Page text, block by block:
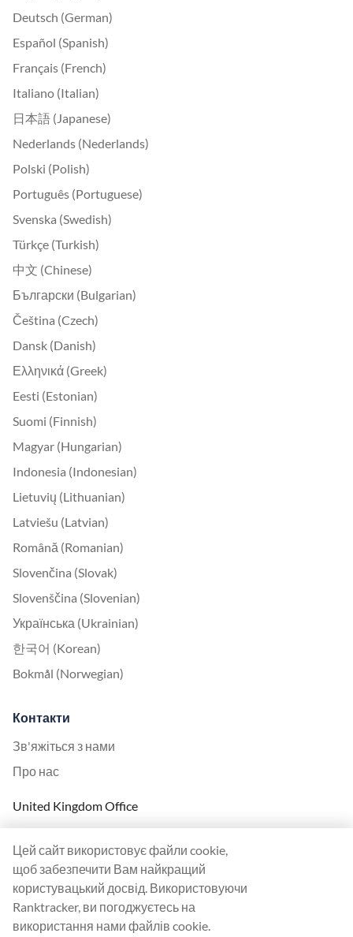
Deutsch (German)
Español (Spanish)
Français (French)
Italiano (Italian)
日本語 (Japanese)
Nederlands (Nederlands)
Polski (Polish)
Português (Portuguese)
Svenska (Swedish)
Türkçe (Turkish)
中文 (Chinese)
Български (Bulgarian)
Čeština (Czech)
Dansk (Danish)
Ελληνικά (Greek)
Eesti (Estonian)
Suomi (Finnish)
Magyar (Hungarian)
Indonesia (Indonesian)
Lietuvių (Lithuanian)
Latviešu (Latvian)
Română (Romanian)
Slovenčina (Slovak)
Slovenščina (Slovenian)
Українська (Ukrainian)
한국어 (Korean)
Bokmål (Norwegian)
Контакти
Зв'яжіться з нами
Про нас
United Kingdom Office
144A Clerkenwell Rd
London, EC1R 5DF
Company No: 08820809
felix@ranktracker.com
Цей сайт використовує файли cookie,
щоб забезпечити Вам найкращий
користувацький досвід. Використовуючи
Ranktracker, ви погоджуєтесь на
використання нами файлів cookie.